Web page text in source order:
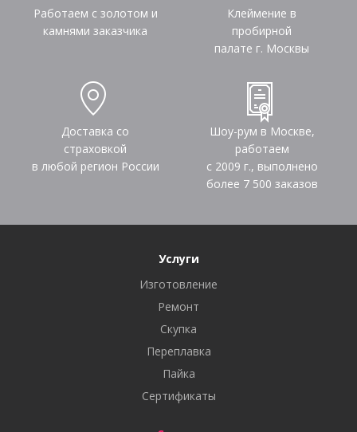
Работаем с золотом и
камнями заказчика
Клеймение в
пробирной
палате г. Москвы
Доставка со
страховкой
в любой регион России
Шоу-рум в Москве,
работаем
с 2009 г., выполнено
более 7 500 заказов
Услуги
Изготовление
Ремонт
Скупка
Переплавка
Пайка
Сертификаты